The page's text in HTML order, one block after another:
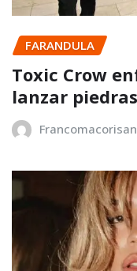
FARANDULA
Toxic Crow
lanzar